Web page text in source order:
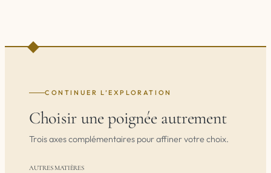
CONTINUER L’EXPLORATION
Choisir une poignée autrement
Trois axes complémentaires pour affiner votre choix.
AUTRES MATIÈRES